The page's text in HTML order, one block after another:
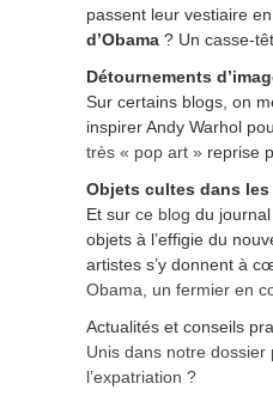
passent leur vestiaire
d’Obama ? Un casse-
Détournements
Sur certains blogs, on
inspirer Andy Warhol
très « pop art » reprise
Objets cultes dans
Et sur ce blog du
objets à l’effigie du
artistes s’y donnent à
Obama, un fermier en
Actualités et conseils
Unis dans notre dossier
l’expatriation ?